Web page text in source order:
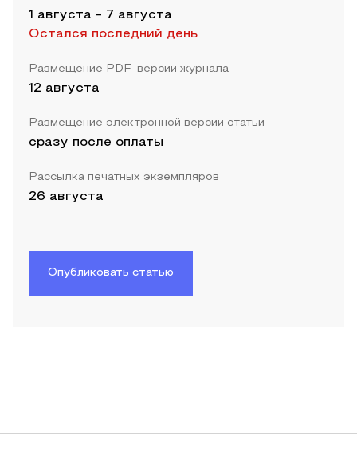
1 августа - 7 августа
Остался последний день
Размещение PDF-версии журнала
12 августа
Размещение электронной версии статьи
сразу после оплаты
Рассылка печатных экземпляров
26 августа
Опубликовать статью